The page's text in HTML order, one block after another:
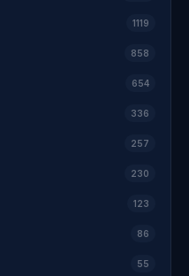
1119
858
654
336
257
230
123
86
55